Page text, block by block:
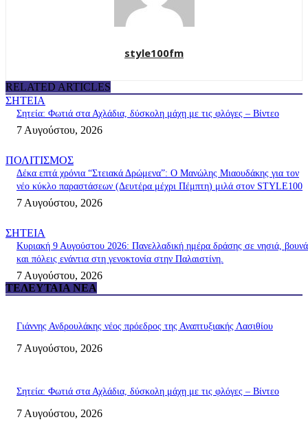
style100fm
RELATED ARTICLES
ΣΗΤΕΙΑ
Σητεία: Φωτιά στα Αχλάδια, δύσκολη μάχη με τις φλόγες – Βίντεο
7 Αυγούστου, 2026
ΠΟΛΙΤΙΣΜΟΣ
Δέκα επτά χρόνια “Στειακά Δρώμενα”: Ο Μανώλης Μιαουδάκης για τον
νέο κύκλο παραστάσεων (Δευτέρα μέχρι Πέμπτη) μιλά στον STYLE100
7 Αυγούστου, 2026
ΣΗΤΕΙΑ
Κυριακή 9 Αυγούστου 2026: Πανελλαδική ημέρα δράσης σε νησιά, βουνά
και πόλεις ενάντια στη γενοκτονία στην Παλαιστίνη.
7 Αυγούστου, 2026
ΤΕΛΕΥΤΑΊΑ ΝΈΑ
Γιάννης Ανδρουλάκης νέος πρόεδρος της Αναπτυξιακής Λασιθίου
7 Αυγούστου, 2026
Σητεία: Φωτιά στα Αχλάδια, δύσκολη μάχη με τις φλόγες – Βίντεο
7 Αυγούστου, 2026